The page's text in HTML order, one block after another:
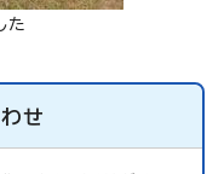
た
せ